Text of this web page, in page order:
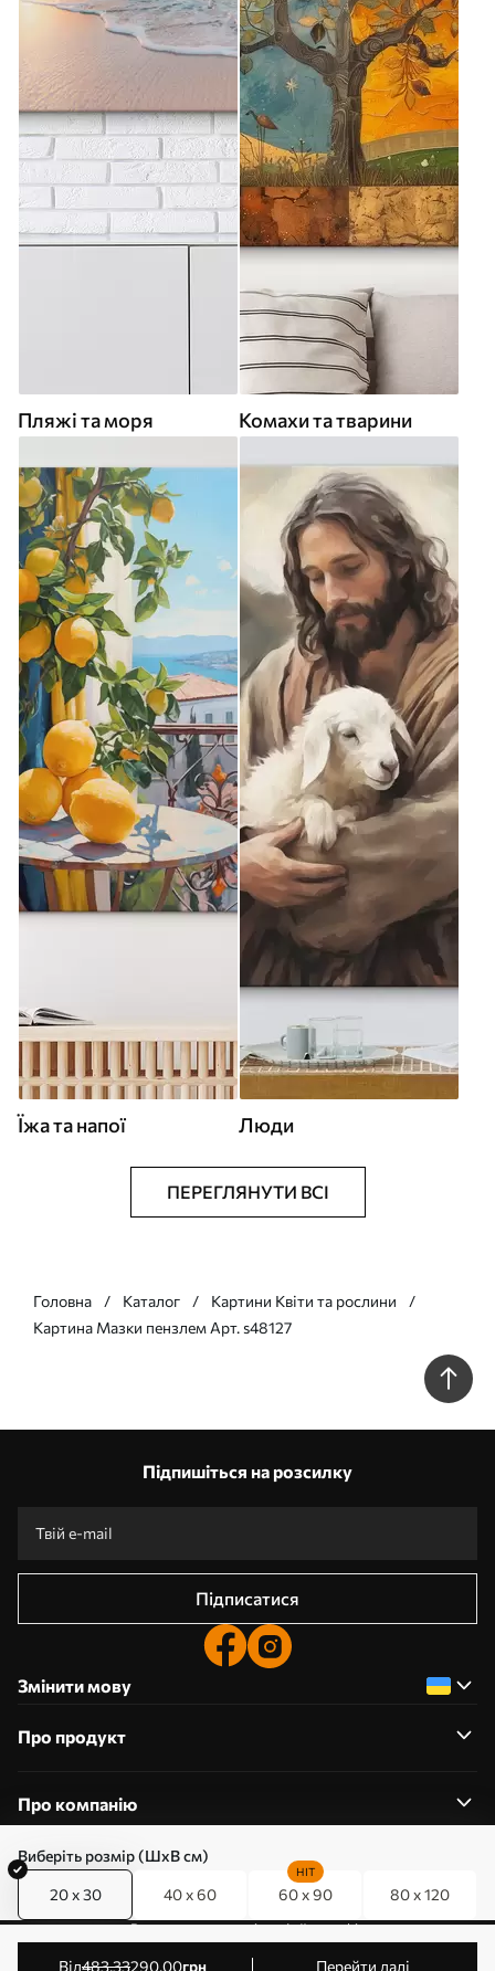
Виберіть розмір (ШхВ см)
20 x 30 40 x 60 60 x 90
HIT
80 x 120
від483.33290.00грн Перейти далі
Пляжі та моря Комахи та тварини
Їжа та напої Люди
ПЕРЕГЛЯНУТИ ВСІ
Головна Каталог
Картини Квіти та рослини
Картина Мазки пензлем Арт. s48127
Підпишіться на розсилку
Підписатися
Змінити мову
Про продукт
Про компанію
0800357223
Редагування дозволів на файли cookie
© 2011-2026 Art-holst. Усі права захищені. Власник: